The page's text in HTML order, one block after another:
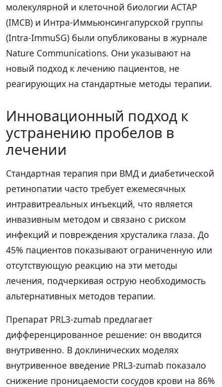
молекулярной и клеточной биологии АСТАР
(IMCB) и Интра-Иммьюнсингапурской группы
(Intra-ImmuSG) были опубликованы в журнале
Nature Communications. Они указывают на
новый подход к лечению пациентов, не
реагирующих на стандартные методы терапии.
Инновационный подход к
устранению пробелов в
лечении
Стандартная терапия при ВМД и диабетической
ретинопатии часто требует ежемесячных
интравитреальных инъекций, что является
инвазивным методом и связано с риском
инфекций и повреждения хрусталика глаза. До
45% пациентов показывают ограниченную или
отсутствующую реакцию на эти методы
лечения, подчеркивая острую необходимость
альтернативных методов терапии.
Препарат PRL3-zumab предлагает
дифференцированное решение: он вводится
внутривенно. В доклинических моделях
внутривенное введение PRL3-zumab показало
снижение проницаемости сосудов крови на 86%